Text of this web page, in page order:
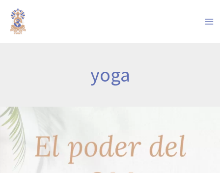
contenido
yoga
El
poder
propósito
espiritual